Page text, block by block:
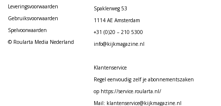
Leveringsvoorwaarden
Gebruiksvoorwaarden
Spelvoorwaarden
© Roularta Media Nederland
Spaklerweg 53
1114 AE Amsterdam
+31 (0)20 – 210 5300
info@kijkmagazine.nl
Klantenservice
Regel eenvoudig zelf je abonnementszaken
op https://service.roularta.nl/
Mail: klantenservice@kijkmagazine.nl